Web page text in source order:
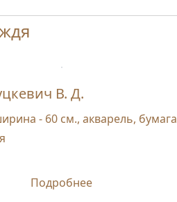
В. Д.
- 60 см., акварель, бумага
Подробнее